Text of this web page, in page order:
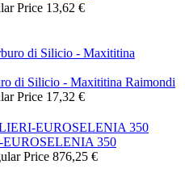
Price 13,62 €
di Silicio - Maxititina Raimondi
Price 17,32 €
350
Price 876,25 €